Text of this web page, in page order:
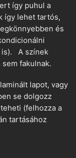
így puhul a
így lehet tartós,
és
is). A színek
fakulnak.
lapot, vagy
se dolgozz
(felhozza a
tartásához